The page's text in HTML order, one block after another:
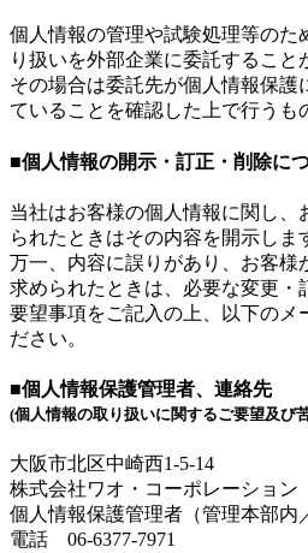
個人情報の管理や試験処理等のた
り扱いを外部企業に委託すること
その場合は委託先が個人情報保護
ていることを確認した上で行うも
■個人情報の開示・訂正・削除に
当社はお客様の個人情報に関し、
られたときはその内容を開示しま
万一、内容に誤りがあり、お客様
求められたときは、必要な変更・
要望事項をご記入の上、以下のメ
ださい。
■個人情報保護管理者、連絡先
(個人情報の取り扱いに関するご要望及び
大阪市北区中崎西1-5-14
株式会社ワオ・コーポレーション
個人情報保護管理者（管理本部内
電話 06-6377-7971